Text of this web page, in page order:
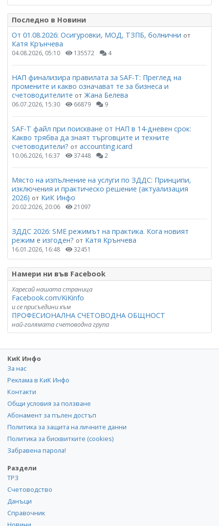
Последно в Новини
От 01.08.2026: Осигуровки, МОД, ТЗПБ, болнични от
Катя Крънчева
04.08.2026, 05:10 135572 4
НАП финализира правилата за SAF-T: Преглед на
промените и какво означават те за бизнеса и
счетоводителите от Жана Белева
06.07.2026, 15:30 66879 9
SAF-T файл при поискване от НАП в 14-дневен срок:
Какво трябва да знаят търговците и техните
счетоводители? от accounting.icard
10.06.2026, 16:37 37448 2
Място на изпълнение на услуги по ЗДДС: Принципи,
изключения и практическо решение (актуализация
2026) от КиК Инфо
20.02.2026, 20:06 21097
ЗДДС 2026: SME режимът на практика. Кога новият
режим е изгоден? от Катя Крънчева
16.01.2026, 16:48 32451
Намери ни във Facebook
Харесай нашата страница
Facebook.com/KiKinfo
и се присъедини към
ПРОФЕСИОНАЛНА СЧЕТОВОДНА ОБЩНОСТ
най-голямата счетоводна група
КиК Инфо
За нас
Реклама в КиК Инфо
Контакти
Общи условия за ползване
Абонамент за пълен достъп
Политика за защита на личните данни
Политика за бисквитките (cookies)
Забравена парола!
Раздели
ТРЗ
Счетоводство
Данъци
Справочник